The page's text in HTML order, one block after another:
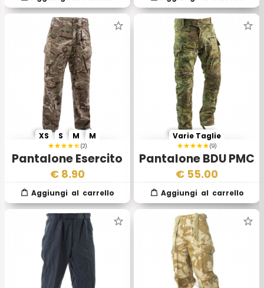
(2)
Pantalone Esercito
Inglese MTP II Scelta
XS S M M
€ 8.90
(9)
Pantalone BDU PMC
Multicam
Varie Taglie
€ 55.00